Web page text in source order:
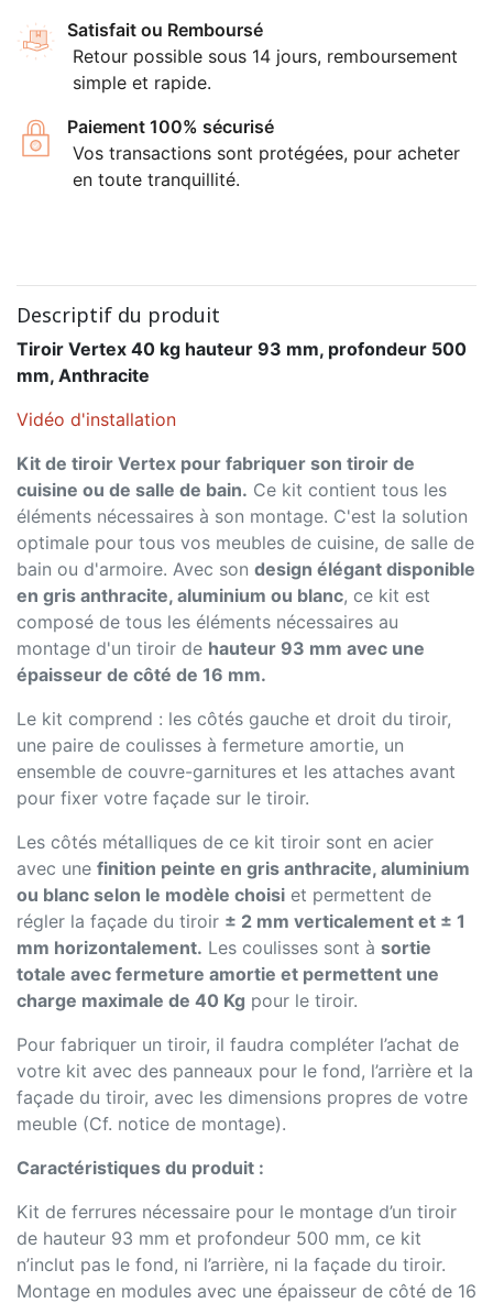
Satisfait ou Remboursé
Retour possible sous 14 jours, remboursement
simple et rapide.
Paiement 100% sécurisé
Vos transactions sont protégées, pour acheter
en toute tranquillité.
Descriptif du produit
Tiroir Vertex 40 kg hauteur 93 mm, profondeur 500
mm, Anthracite
Vidéo d'installation
Kit de tiroir Vertex pour fabriquer son tiroir de
cuisine ou de salle de bain. Ce kit contient tous les
éléments nécessaires à son montage. C'est la solution
optimale pour tous vos meubles de cuisine, de salle de
bain ou d'armoire. Avec son design élégant disponible
en gris anthracite, aluminium ou blanc, ce kit est
composé de tous les éléments nécessaires au
montage d'un tiroir de hauteur 93 mm avec une
épaisseur de côté de 16 mm.
Le kit comprend : les côtés gauche et droit du tiroir,
une paire de coulisses à fermeture amortie, un
ensemble de couvre-garnitures et les attaches avant
pour fixer votre façade sur le tiroir.
Les côtés métalliques de ce kit tiroir sont en acier
avec une finition peinte en gris anthracite, aluminium
ou blanc selon le modèle choisi et permettent de
régler la façade du tiroir ± 2 mm verticalement et ± 1
mm horizontalement. Les coulisses sont à sortie
totale avec fermeture amortie et permettent une
charge maximale de 40 Kg pour le tiroir.
Pour fabriquer un tiroir, il faudra compléter l’achat de
votre kit avec des panneaux pour le fond, l’arrière et la
façade du tiroir, avec les dimensions propres de votre
meuble (Cf. notice de montage).
Caractéristiques du produit :
Kit de ferrures nécessaire pour le montage d’un tiroir
de hauteur 93 mm et profondeur 500 mm, ce kit
n’inclut pas le fond, ni l’arrière, ni la façade du tiroir.
Montage en modules avec une épaisseur de côté de 16